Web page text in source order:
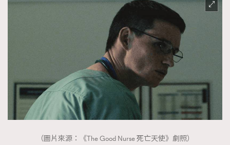
（圖片來源：《The Good Nurse 死亡天使》劇照）